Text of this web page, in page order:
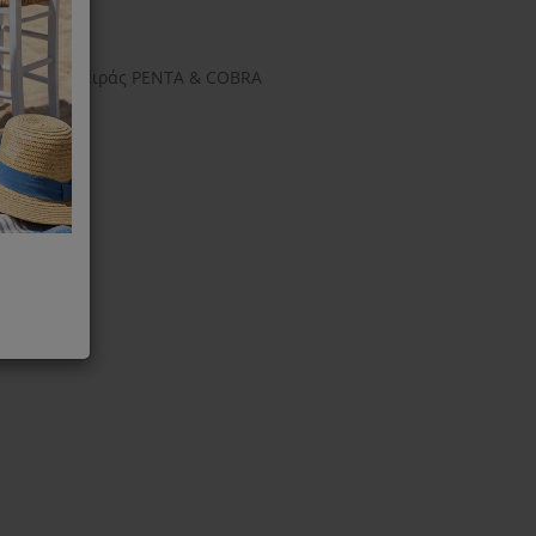
σειράς PENTA & COBRA